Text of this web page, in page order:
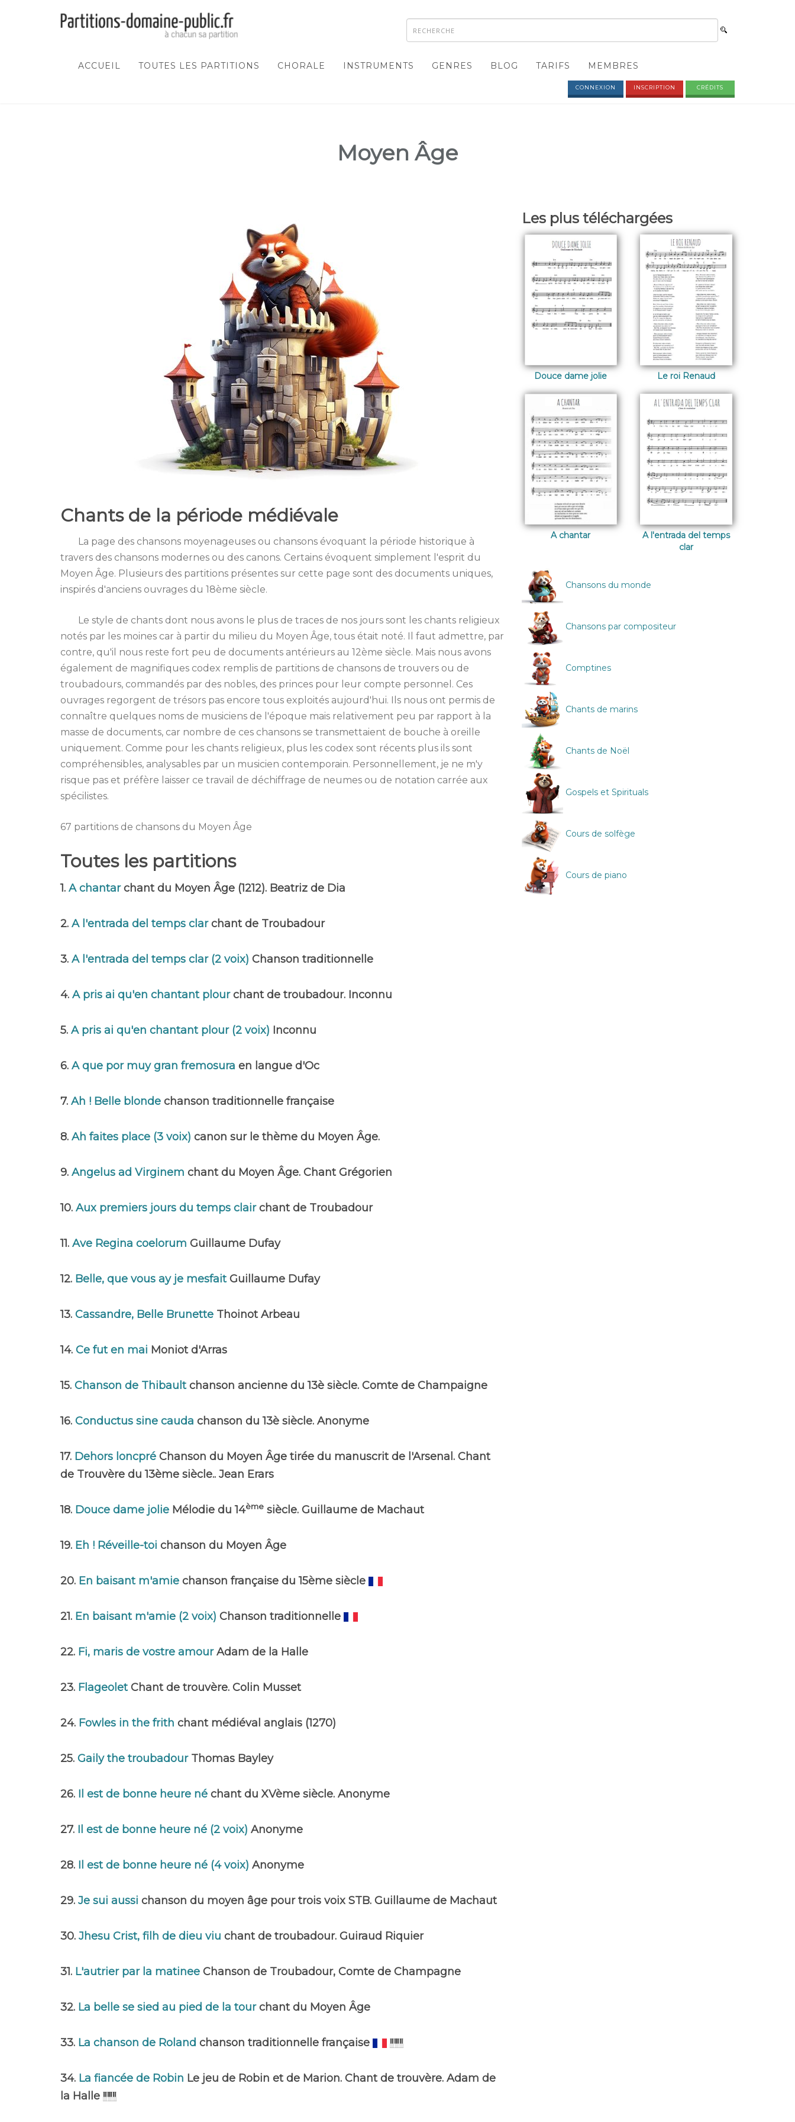
ACCUEIL TOUTES LES PARTITIONS CHORALE INSTRUMENTS GENRES BLOG TARIFS MEMBRES
CONNEXION INSCRIPTION CRÉDITS
Moyen Âge
Chants de la période médiévale
La page des chansons moyenageuses ou chansons évoquant la période historique à
travers des chansons modernes ou des canons. Certains évoquent simplement l'esprit du
Moyen Âge. Plusieurs des partitions présentes sur cette page sont des documents uniques,
inspirés d'anciens ouvrages du 18ème siècle.
Le style de chants dont nous avons le plus de traces de nos jours sont les chants religieux
notés par les moines car à partir du milieu du Moyen Âge, tous était noté. Il faut admettre, par
contre, qu'il nous reste fort peu de documents antérieurs au 12ème siècle. Mais nous avons
également de magnifiques codex remplis de partitions de chansons de trouvers ou de
troubadours, commandés par des nobles, des princes pour leur compte personnel. Ces
ouvrages regorgent de trésors pas encore tous exploités aujourd'hui. Ils nous ont permis de
connaître quelques noms de musiciens de l'époque mais relativement peu par rapport à la
masse de documents, car nombre de ces chansons se transmettaient de bouche à oreille
uniquement. Comme pour les chants religieux, plus les codex sont récents plus ils sont
compréhensibles, analysables par un musicien contemporain. Personnellement, je ne m'y
risque pas et préfère laisser ce travail de déchiffrage de neumes ou de notation carrée aux
spécilistes.
67 partitions de chansons du Moyen Âge
Toutes les partitions
1. A chantarchant du Moyen Âge (1212). Beatriz de Dia
2. A l'entrada del temps clarchant de Troubadour
3. A l'entrada del temps clar (2 voix) Chanson traditionnelle
4. A pris ai qu'en chantant plourchant de troubadour. Inconnu
5. A pris ai qu'en chantant plour (2 voix) Inconnu
6. A que por muy gran fremosura en langue d'Oc
7. Ah ! Belle blonde chanson traditionnelle française
8. Ah faites place (3 voix) canon sur le thème du Moyen Âge.
9. Angelus ad Virginem chant du Moyen Âge. Chant Grégorien
10. Aux premiers jours du temps clairchant de Troubadour
11. Ave Regina coelorum Guillaume Dufay
12. Belle, que vous ay je mesfaitGuillaume Dufay
13. Cassandre, Belle Brunette Thoinot Arbeau
14. Ce fut en mai Moniot d'Arras
15. Chanson de Thibaultchanson ancienne du 13è siècle. Comte de Champaigne
16. Conductus sine cauda chanson du 13è siècle. Anonyme
17. Dehors loncpré Chanson du Moyen Âge tirée du manuscrit de l'Arsenal. Chant
de Trouvère du 13ème siècle.. Jean Erars
18. Douce dame jolie Mélodie du 14ème siècle. Guillaume de Machaut
19. Eh ! Réveille-toi chanson du Moyen Âge
20. En baisant m'amie chanson française du 15ème siècle
21. En baisant m'amie (2 voix) Chanson traditionnelle
22. Fi, maris de vostre amourAdam de la Halle
23. FlageoletChant de trouvère. Colin Musset
24. Fowles in the frith chant médiéval anglais (1270)
25. Gaily the troubadour Thomas Bayley
26. Il est de bonne heure né chant du XVème siècle. Anonyme
27. Il est de bonne heure né (2 voix) Anonyme
28. Il est de bonne heure né (4 voix) Anonyme
29. Je sui aussi chanson du moyen âge pour trois voix STB. Guillaume de Machaut
30. Jhesu Crist, filh de dieu viu chant de troubadour. Guiraud Riquier
31. L'autrier par la matinee Chanson de Troubadour, Comte de Champagne
32. La belle se sied au pied de la tourchant du Moyen Âge
33. La chanson de Roland chanson traditionnelle française
34. La fiancée de Robin Le jeu de Robin et de Marion. Chant de trouvère. Adam de
la Halle
Les plus téléchargées
Douce dame jolie Le roi Renaud
A chantar
A l'entrada del temps
clar
Chansons du monde
Chansons par compositeur
Comptines
Chants de marins
Chants de Noël
Gospels et Spirituals
Cours de solfège
Cours de piano